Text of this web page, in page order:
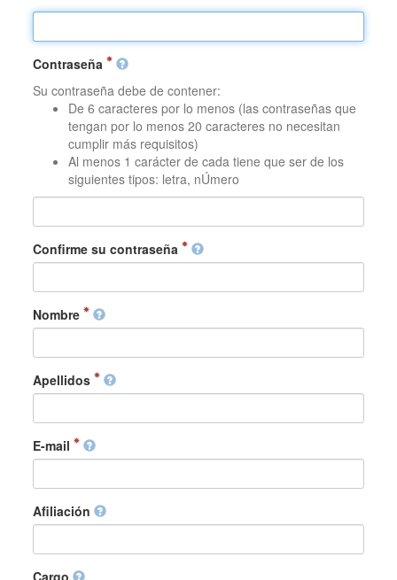
Contraseña
Su contraseña debe de contener:
De 6 caracteres por lo menos (las contraseñas que
tengan por lo menos 20 caracteres no necesitan
cumplir más requisitos)
Al menos 1 carácter de cada tiene que ser de los
siguientes tipos: letra, nÚmero
Confirme su contraseña
Nombre
Apellidos
E-mail
Afiliación
Cargo